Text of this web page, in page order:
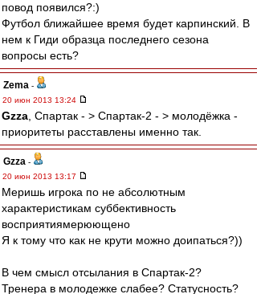
повод появился?:)
Футбол ближайшее время будет карпинский. В
нем к Гиди образца последнего сезона
вопросы есть?
Zema -
20 июн 2013 13:24
Gzza , Спартак - > Спартак-2 - > молодёжка -
приоритеты расставлены именно так.
Gzza -
20 июн 2013 13:17
Меришь игрока по не абсолютным
характеристикам суббективность
восприятиямерюющено
Я к тому что как не крути можно доипаться?))
В чем смысл отсылания в Спартак-2?
Тренера в молодежке слабее? Статусность?